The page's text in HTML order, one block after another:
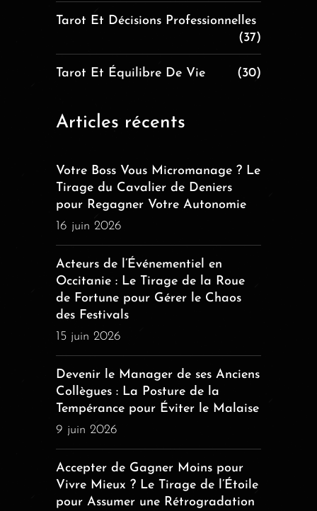
Tarot Et Décisions Professionnelles
(37)
Tarot Et Équilibre De Vie (30)
Articles récents
Votre Boss Vous Micromanage ? Le
Tirage du Cavalier de Deniers
pour Regagner Votre Autonomie
16 juin 2026
Acteurs de l’Événementiel en
Occitanie : Le Tirage de la Roue
de Fortune pour Gérer le Chaos
des Festivals
15 juin 2026
Devenir le Manager de ses Anciens
Collègues : La Posture de la
Tempérance pour Éviter le Malaise
9 juin 2026
Accepter de Gagner Moins pour
Vivre Mieux ? Le Tirage de l’Étoile
pour Assumer une Rétrogradation